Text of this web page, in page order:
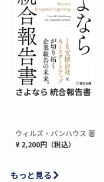
さよなら 統合報告書
ウィルズ・パンハウス 著
¥ 2,200円（税込）
もっと見る